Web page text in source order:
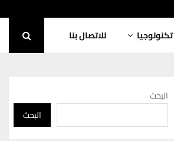
تكنولوجيا للاتصال بنا
البحث
البحث